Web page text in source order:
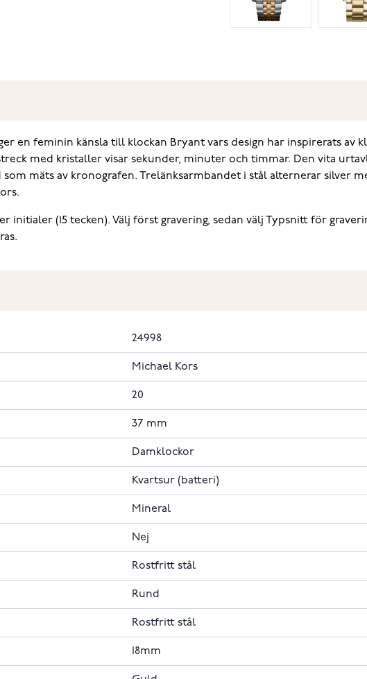
en feminin känsla till klockan Bryant vars design har inspirerats av
med kristaller visar sekunder, minuter och timmar. Den vita
mäts av kronografen. Trelänksarmbandet i stål alternerar silver
(15 tecken). Välj först gravering, sedan välj Typsnitt för
24998
Michael Kors
20
37 mm
Damklockor
Kvartsur (batteri)
Mineral
Nej
Rostfritt stål
Rund
Rostfritt stål
18mm